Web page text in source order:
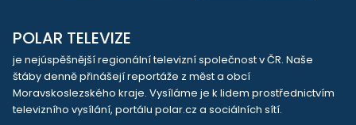
POLAR TELEVIZE
je nejúspěšnější regionální televizní společnost v ČR. Naše
štáby denně přinášejí reportáže z měst a obcí
Moravskoslezského kraje. Vysíláme je k lidem prostřednictvím
televizního vysílání, portálu polar.cz a sociálních sítí.